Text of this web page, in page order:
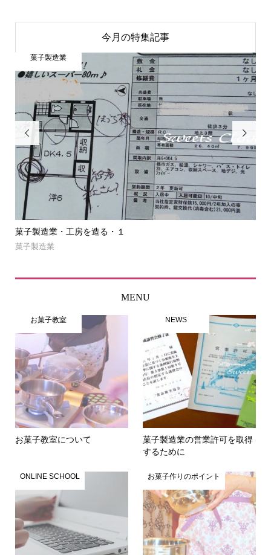
今月の特集記事

菓子製造業・工房を造る・１
菓子製造業
菓子製造業

MENU
お菓子教室
お菓子教室について
NEWS
菓子製造業の営業許可を取得
するために
ONLINE SCHOOL お菓子作りのポイント